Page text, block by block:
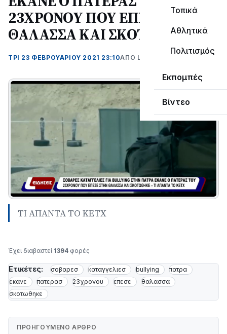
Τοπικά
Αθλητικά
Πολιτισμός
Εκπομπές
Βίντεο
23ΧΡΟΝΟΥ ΠΟΥ ΕΠΕΣΕ ΣΤΗΝ
ΘΑΛΑΣΣΑ ΚΑΙ ΣΚΟΤΩΘΗΚΕ
ΤΡΊ 23 ΦΕΒΡΟΥΑΡΊΟΥ 2021 23:10ΑΠΌ LEPANTO RTV
ΤΙ ΑΠΑΝΤΑ ΤΟ ΚΕΤΧ
Έχει διαβαστεί 1394 φορές
Ετικέτες: σοβαρεσ καταγγελιεσ bullying
πατρα
εκανε
πατερασ 23χρονου επεσε
θαλασσα
σκοτωθηκε
ΠΡΟΗΓΟΎΜΕΝΟ ΆΡΘΡΟ